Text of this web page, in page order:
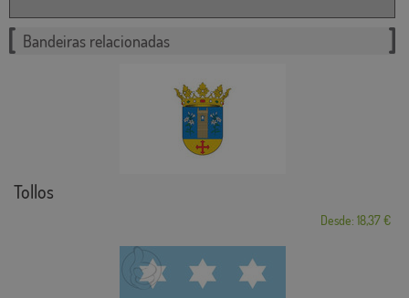
Bandeiras relacionadas
Tollos
Desde: 18,37 €